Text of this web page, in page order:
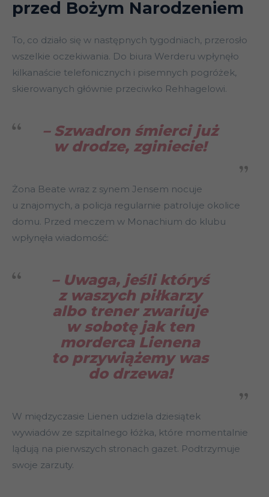
przed Bożym Narodzeniem
To, co działo się w następnych tygodniach, przerosło
wszelkie oczekiwania. Do biura Werderu wpłynęło
kilkanaście telefonicznych i pisemnych pogróżek,
skierowanych głównie przeciwko Rehhagelowi.
– Szwadron śmierci już
w drodze, zginiecie!
Żona Beate wraz z synem Jensem nocuje
u znajomych, a policja regularnie patroluje okolice
domu. Przed meczem w Monachium do klubu
wpłynęła wiadomość:
– Uwaga, jeśli któryś
z waszych piłkarzy
albo trener zwariuje
w sobotę jak ten
morderca Lienena
to przywiążemy was
do drzewa!
W międzyczasie Lienen udziela dziesiątek
wywiadów ze szpitalnego łóżka, które momentalnie
lądują na pierwszych stronach gazet. Podtrzymuje
swoje zarzuty.